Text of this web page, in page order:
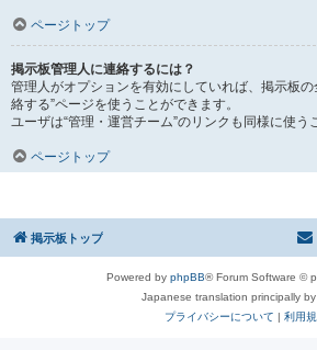
ページトップ
掲示板管理人に連絡するには？
管理人がオプションを有効にしていれば、掲示板
絡する”ページを使うことができます。
ユーザは“管理・運営チーム”のリンクも同様に使う
ページトップ
掲示板トップ
Powered by phpBB® Forum Software ©
Japanese translation principally
プライバシーについて
利用